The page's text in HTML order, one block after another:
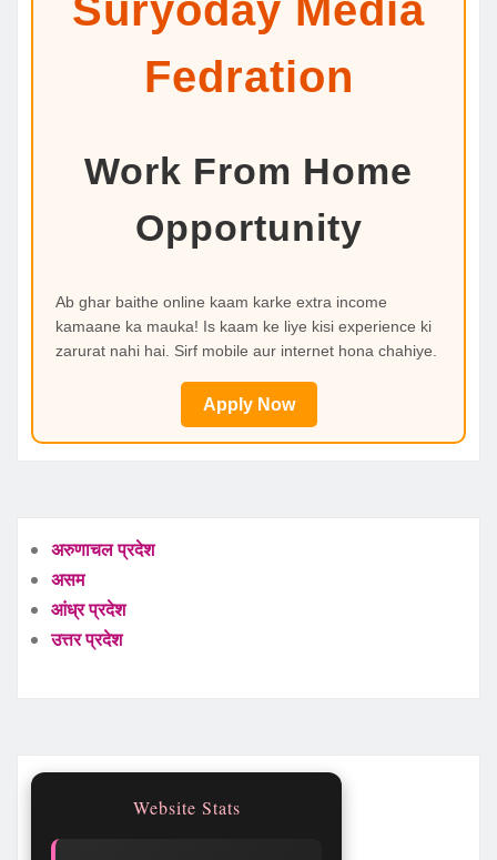
Suryoday Media
Fedration
Work From Home
Opportunity
Ab ghar baithe online kaam karke extra income
kamaane ka mauka! Is kaam ke liye kisi experience ki
zarurat nahi hai. Sirf mobile aur internet hona chahiye.
Apply Now
अरुणाचल प्रदेश
असम
आंध्र प्रदेश
उत्तर प्रदेश
Website Stats